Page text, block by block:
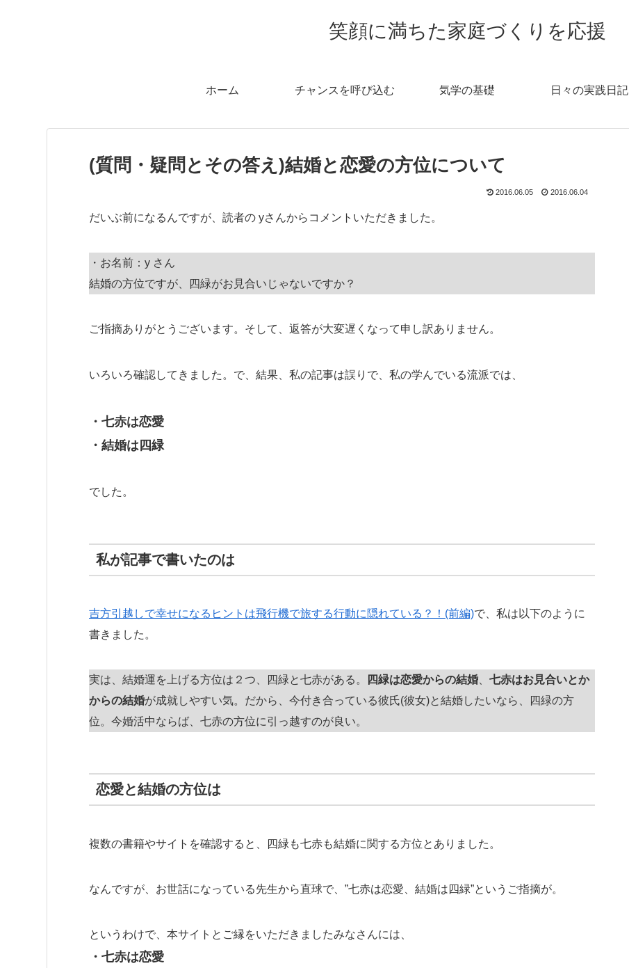
笑顔に満ちた家庭づくりを応援
ホーム チャンスを呼び込む 気学の基礎 日々の実践日記
(質問・疑問とその答え)結婚と恋愛の方位について
2016.06.05 2016.06.04
だいぶ前になるんですが、読者の yさんからコメントいただきました。
・お名前：y さん
結婚の方位ですが、四緑がお見合いじゃないですか？
ご指摘ありがとうございます。そして、返答が大変遅くなって申し訳ありません。
いろいろ確認してきました。で、結果、私の記事は誤りで、私の学んでいる流派では、
・七赤は恋愛
・結婚は四緑
でした。
私が記事で書いたのは
吉方引越しで幸せになるヒントは飛行機で旅する行動に隠れている？！(前編)で、私は以下のように
書きました。
実は、結婚運を上げる方位は２つ、四緑と七赤がある。 四緑は恋愛からの結婚
七赤はお見合いとか
からの結婚が成就しやすい気。だから、今付き合っている彼氏(彼女)と結婚したいなら、四緑の方
位。今婚活中ならば、七赤の方位に引っ越すのが良い。
恋愛と結婚の方位は
複数の書籍やサイトを確認すると、四緑も七赤も結婚に関する方位とありました。
なんですが、お世話になっている先生から直球で、”七赤は恋愛、結婚は四緑”というご指摘が。
というわけで、本サイトとご縁をいただきましたみなさんには、
・七赤は恋愛